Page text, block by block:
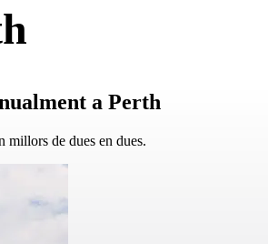
a Perth
millors de dues en dues.